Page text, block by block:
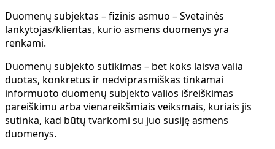
Duomenų subjektas – fizinis asmuo – Svetainės
lankytojas/klientas, kurio asmens duomenys yra
renkami.
Duomenų subjekto sutikimas – bet koks laisva valia
duotas, konkretus ir nedviprasmiškas tinkamai
informuoto duomenų subjekto valios išreiškimas
pareiškimu arba vienareikšmiais veiksmais, kuriais jis
sutinka, kad būtų tvarkomi su juo susiję asmens
duomenys.